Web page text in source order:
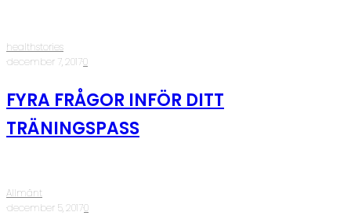
healthstories
·december 7, 2017·0
FYRA FRÅGOR INFÖR DITT
TRÄNINGSPASS
Allmänt
·december 5, 2017·0